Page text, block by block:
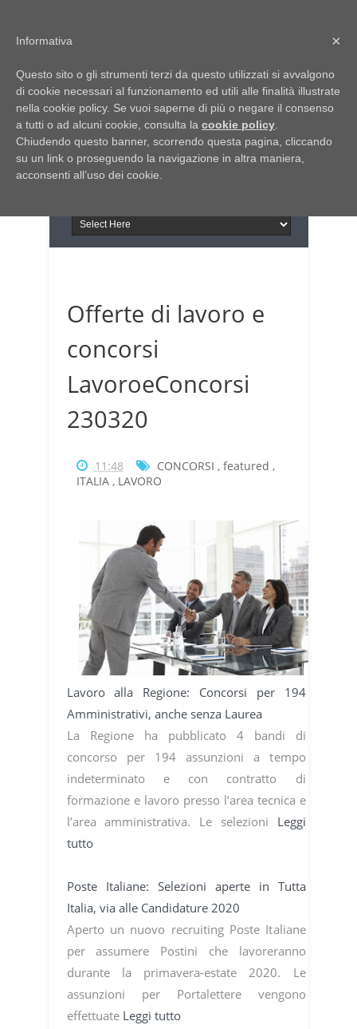
Italia Notizie
Giornale di Basilicata
Giornale di Puglia
INFORMAPUGLIA
Il portale n.1 del lavoro
in Puglia
Offerte di lavoro e
concorsi
LavoroeConcorsi
230320
11:48 CONCORSI , featured ,
ITALIA, LAVORO
Lavoro alla Regione: Concorsi per 194
Amministrativi, anche senza Laurea
La Regione ha pubblicato 4 bandi di
concorso per 194 assunzioni a tempo
indeterminato e con contratto di
formazione e lavoro presso l’area tecnica e
l’area amministrativa. Le selezioni Leggi
tutto
Poste Italiane: Selezioni aperte in Tutta
Italia, via alle Candidature 2020
Aperto un nuovo recruiting Poste Italiane
per assumere Postini che lavoreranno
durante la primavera-estate 2020. Le
assunzioni per Portalettere vengono
effettuate Leggi tutto
×
Informativa
Questo sito o gli strumenti terzi da questo utilizzati si avvalgono
di cookie necessari al funzionamento ed utili alle finalità illustrate
nella cookie policy. Se vuoi saperne di più o negare il consenso
a tutti o ad alcuni cookie, consulta la cookie policy
Chiudendo questo banner, scorrendo questa pagina, cliccando
su un link o proseguendo la navigazione in altra maniera,
acconsenti all’uso dei cookie.